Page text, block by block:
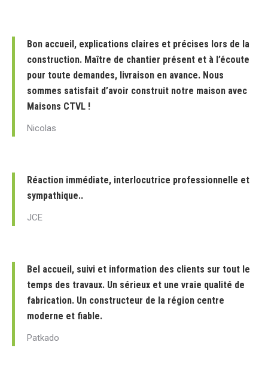
Bon accueil, explications claires et précises lors de la
construction. Maître de chantier présent et à l’écoute
pour toute demandes, livraison en avance. Nous
sommes satisfait d’avoir construit notre maison avec
Maisons CTVL !
Nicolas
Réaction immédiate, interlocutrice professionnelle et
sympathique..
JCE
Bel accueil, suivi et information des clients sur tout le
temps des travaux. Un sérieux et une vraie qualité de
fabrication. Un constructeur de la région centre
moderne et fiable.
Patkado